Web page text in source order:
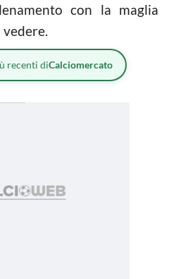
con la maglia
vedere.
recenti diCalciomercato